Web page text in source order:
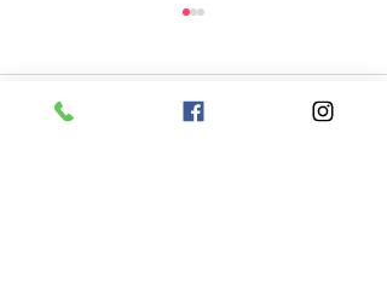
コメント